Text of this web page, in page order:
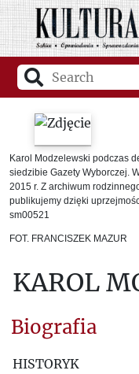
Karol Modzelewski podczas
siedzibie Gazety Wyborczej.
2015 r. Z archiwum
publikujemy dzięki
sm00521
FOT. FRANCISZEK MAZUR
KAROL
Biografia
HISTORYK